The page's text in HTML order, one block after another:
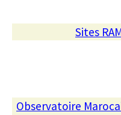
Sites
Observatoire